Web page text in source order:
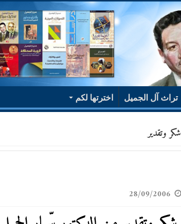
تراث آل الجميل اخترتها لكم
شكر وتقدير
28/09/2006